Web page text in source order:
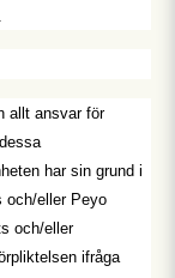
allt ansvar för
har sin grund i
och/eller Peyo
och/eller
ifråga